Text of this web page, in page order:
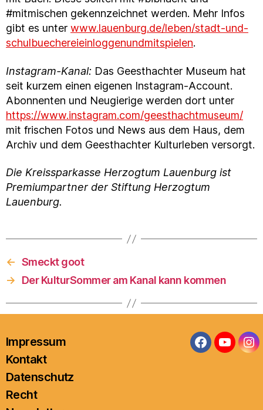
#mitmischen gekennzeichnet werden. Mehr Infos
gibt es unter www.lauenburg.de/leben/stadt-und-
schulbuechereieinloggenundmitspielen.
Instagram-Kanal: Das Geesthachter Museum hat
seit kurzem einen eigenen Instagram-Account.
Abonnenten und Neugierige werden dort unter
https://www.instagram.com/geesthachtmuseum/
mit frischen Fotos und News aus dem Haus, dem
Archiv und dem Geesthachter Kulturleben versorgt.
Die Kreissparkasse Herzogtum Lauenburg ist
Premiumpartner der Stiftung Herzogtum
Lauenburg.
← Smeckt goot
→
Der KulturSommer am Kanal kann kommen
Impressum
Kontakt
Datenschutz
Recht
Facebook